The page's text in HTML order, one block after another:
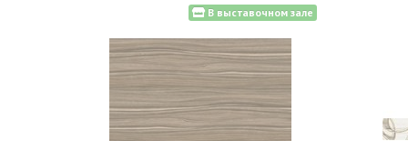
В выставочном зале